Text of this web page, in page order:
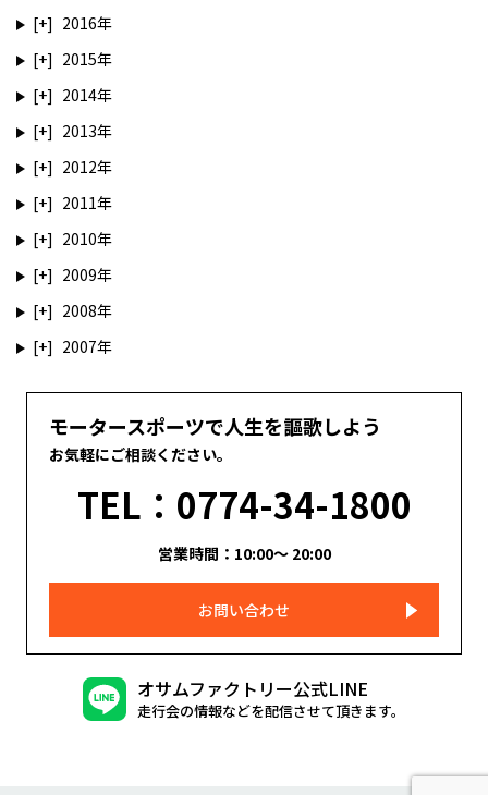
2016
2015
2014
2013
2012
2011
2010
2009
2008
2007
モータースポーツで人生を謳歌しよう
お気軽にご相談ください。
TEL：0774-34-1800
営業時間：10:00～ 20:00
お問い合わせ
オサムファクトリー公式LINE
走行会の情報などを配信させて頂きます。